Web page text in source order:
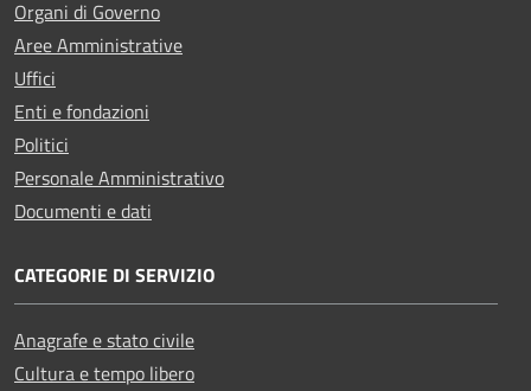
Organi di Governo
Aree Amministrative
Uffici
Enti e fondazioni
Politici
Personale Amministrativo
Documenti e dati
CATEGORIE DI SERVIZIO
Anagrafe e stato civile
Cultura e tempo libero